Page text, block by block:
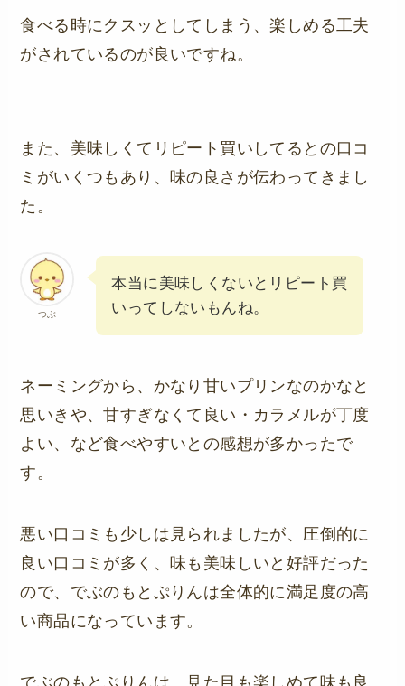
食べる時にクスッとしてしまう、楽しめる工夫
がされているのが良いですね。
また、美味しくてリピート買いしてるとの口コ
ミがいくつもあり、味の良さが伝わってきまし
た。
つぶ
本当に美味しくないとリピート買
いってしないもんね。
ネーミングから、かなり甘いプリンなのかなと
思いきや、甘すぎなくて良い・カラメルが丁度
よい、など食べやすいとの感想が多かったで
す。
悪い口コミも少しは見られましたが、圧倒的に
良い口コミが多く、味も美味しいと好評だった
ので、でぶのもとぷりんは全体的に満足度の高
い商品になっています。
でぶのもとぷりんは、見た目も楽しめて味も良